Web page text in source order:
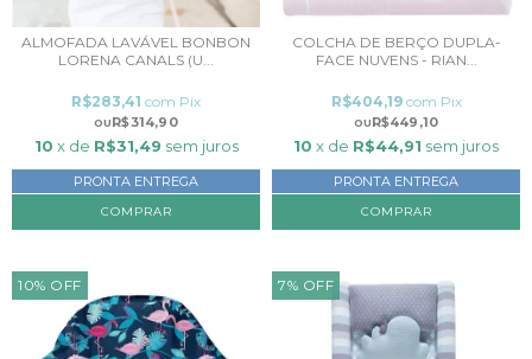
ALMOFADA LAVÁVEL BONBON
LORENA CANALS (U...
R$314,90
R$283,41 com Pix
10 x de R$31,49 sem juros
PRONTA ENTREGA
COMPRAR
COLCHA DE BERÇO DUPLA-
FACE NUVENS - RIAN...
R$449,10
R$404,19 com Pix
10 x de R$44,91 sem juros
PRONTA ENTREGA
COMPRAR
10% OFF 7% OFF